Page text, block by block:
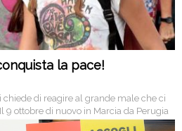
la pace!
chiede di reagire al grande male che ci
9 ottobre di nuovo in Marcia da Perugia